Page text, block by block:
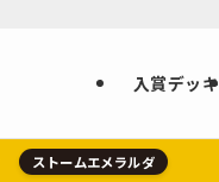
入賞デッキ
ストームエメラルダ